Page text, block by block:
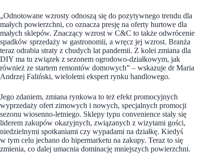
„Odnotowane wzrosty odnoszą się do pozytywnego trendu dla
małych powierzchni, co oznacza presję na oferty hurtowe dla
małych sklepów. Znaczący wzrost w C&C to także odwrócenie
spadków sprzedaży w gastronomii, a wręcz jej wzrost. Branża
teraz odrabia straty z chudych lat pandemii. Z kolei zmiana dla
DIY ma tu związek z sezonem ogrodowo-działkowym, jak
również ze startem remontów domowych” – wskazuje dr Maria
Andrzej Faliński, wieloletni ekspert rynku handlowego.
Jego zdaniem, zmiana rynkowa to też efekt promocyjnych
wyprzedaży ofert zimowych i nowych, specjalnych promocji
sezonu wiosenno-letniego. Sklepy typu convenience stały się
liderem zakupów okazyjnych, związanych z wizytami gości,
niedzielnymi spotkaniami czy wypadami na działkę. Kiedyś
w tym celu jechano do hipermarketu na zakupy. Teraz to się
zmienia, co dalej umacnia dominację mniejszych powierzchni.